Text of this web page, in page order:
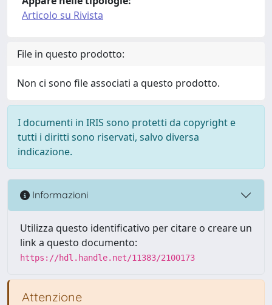
Articolo su Rivista
File in questo prodotto:
Non ci sono file associati a questo prodotto.
I documenti in IRIS sono protetti da copyright e
tutti i diritti sono riservati, salvo diversa
indicazione.
Informazioni
Utilizza questo identificativo per citare o creare un
link a questo documento:
https://hdl.handle.net/11383/2100173
Attenzione